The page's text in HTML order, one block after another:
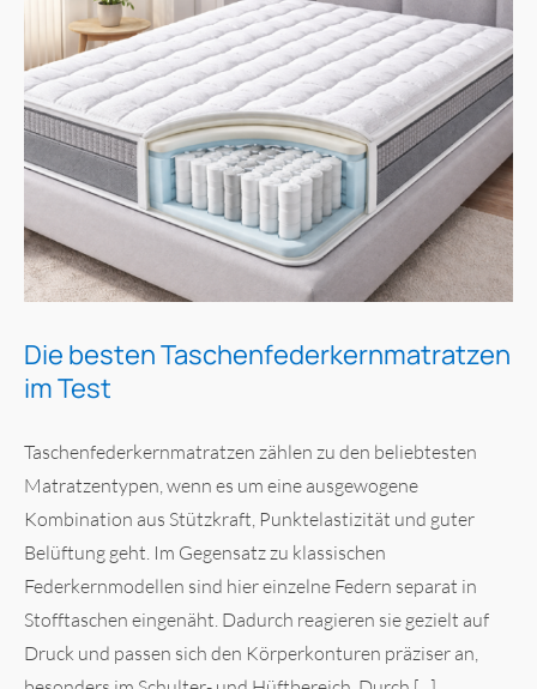
Die besten Taschenfederkernmatratzen
im Test
Taschenfederkernmatratzen zählen zu den beliebtesten
Matratzentypen, wenn es um eine ausgewogene
Kombination aus Stützkraft, Punktelastizität und guter
Belüftung geht. Im Gegensatz zu klassischen
Federkernmodellen sind hier einzelne Federn separat in
Stofftaschen eingenäht. Dadurch reagieren sie gezielt auf
Druck und passen sich den Körperkonturen präziser an,